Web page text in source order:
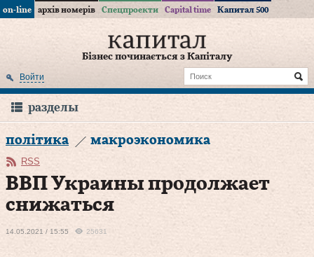
on-line архів номерів Спецпроекти Capital time Капитал 500
Бізнес починається з Капіталу
Войти
разделы
політика макроэкономика
RSS
ВВП Украины продолжает
снижаться
14.05.2021 / 15:55 25631